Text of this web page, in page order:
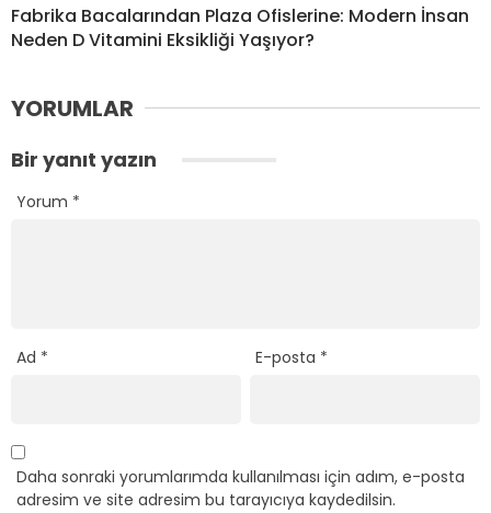
Fabrika Bacalarından Plaza Ofislerine: Modern İnsan
Neden D Vitamini Eksikliği Yaşıyor?
YORUMLAR
Bir yanıt yazın
Yorum *
Ad * E-posta *
Daha sonraki yorumlarımda kullanılması için adım, e-posta
adresim ve site adresim bu tarayıcıya kaydedilsin.